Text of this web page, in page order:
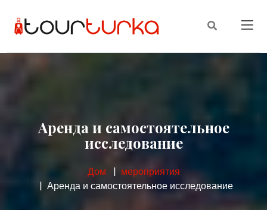
Аренда и самостоятельное
исследование
Дом
мероприятия
Аренда и самостоятельное исследование